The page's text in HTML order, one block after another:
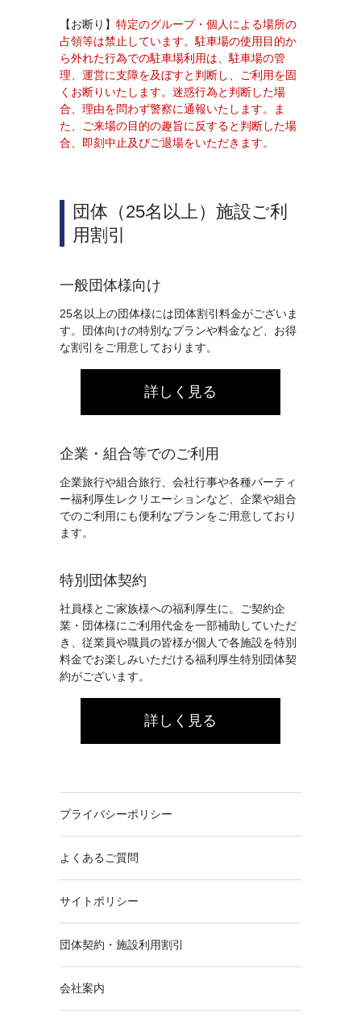
【お断り】 特定のグループ・個人による場所の
占領等は禁止しています。駐車場の使用目的か
ら外れた行為での駐車場利用は、駐車場の管
理、運営に支障を及ぼすと判断し、ご利用を固
くお断りいたします。迷惑行為と判断した場
合、理由を問わず警察に通報いたします。ま
た、ご来場の目的の趣旨に反すると判断した場
合、即刻中止及びご退場をいただきます。
団体（25名以上）施設ご利
用割引
一般団体様向け
25名以上の団体様には団体割引料金がございま
す。団体向けの特別なプランや料金など、お得
な割引をご用意しております。
詳しく見る
企業・組合等でのご利用
企業旅行や組合旅行、会社行事や各種パーティ
ー福利厚生レクリエーションなど、企業や組合
でのご利用にも便利なプランをご用意しており
ます。
特別団体契約
社員様とご家族様への福利厚生に。ご契約企
業・団体様にご利用代金を一部補助していただ
き、従業員や職員の皆様が個人で各施設を特別
料金でお楽しみいただける福利厚生特別団体契
約がございます。
詳しく見る
プライバシーポリシー
よくあるご質問
サイトポリシー
団体契約・施設利用割引
会社案内